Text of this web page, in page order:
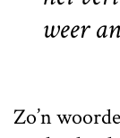
weer
Zo’n